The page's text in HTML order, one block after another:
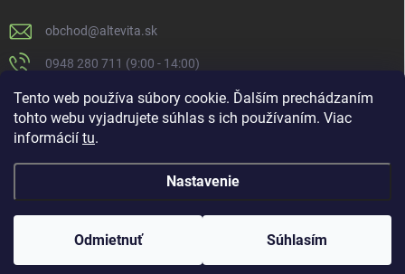
Tento web používa súbory cookie. Ďalším prechádzaním
tohto webu vyjadrujete súhlas s ich používaním. Viac
informácií tu.
Nastavenie
Odmietnuť Súhlasím
obchod@altevita.sk
0948 280 711 (9:00 - 14:00)
Altevita.sk
altevita
Vytvoril Shoptet
Copyright 2026Altevita.sk - life - health - beauty. Všetky práva vyhradené.
Upraviť nastavenie cookies